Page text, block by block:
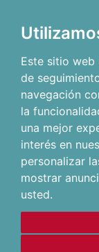
Este sitio
de
navegación
la
una mejor
interés en
personalizar
mostrar
usted.